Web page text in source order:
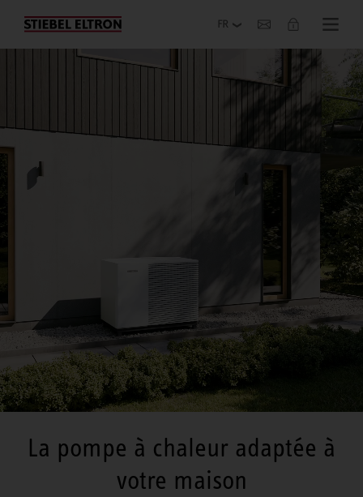
Entreprise
La pompe à chaleur adaptée à
votre maison